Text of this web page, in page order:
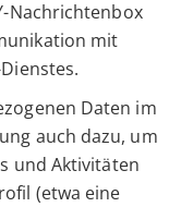
Nachrichtenbox
mit
Daten im
auch dazu, um
und Aktivitäten
(etwa eine